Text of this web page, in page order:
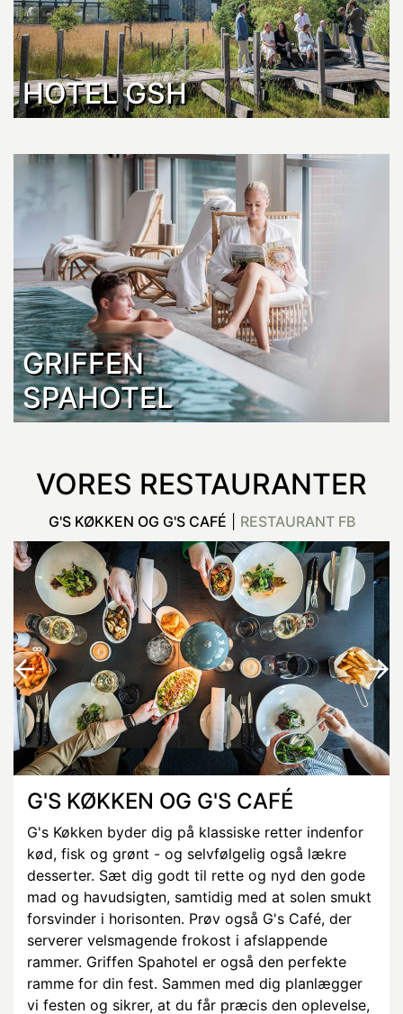
HOTEL GSH
GRIFFEN
SPAHOTEL
VORES RESTAURANTER
G'S KØKKEN OG G'S CAFÉ RESTAURANT FB
G'S KØKKEN OG G'S CAFÉ
G's Køkken byder dig på klassiske retter indenfor
kød, fisk og grønt - og selvfølgelig også lækre
desserter. Sæt dig godt til rette og nyd den gode
mad og havudsigten, samtidig med at solen smukt
forsvinder i horisonten. Prøv også G's Café, der
serverer velsmagende frokost i afslappende
rammer. Griffen Spahotel er også den perfekte
ramme for din fest. Sammen med dig planlægger
vi festen og sikrer, at du får præcis den oplevelse,